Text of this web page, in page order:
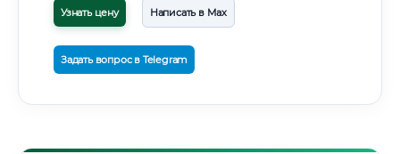
Узнать цену Написать в Max
Задать вопрос в Telegram